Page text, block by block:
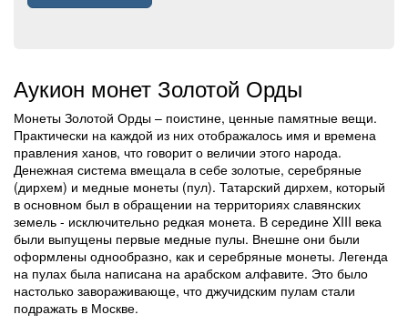
Аукион монет Золотой Орды
Монеты Золотой Орды – поистине, ценные памятные вещи.
Практически на каждой из них отображалось имя и времена
правления ханов, что говорит о величии этого народа.
Денежная система вмещала в себе золотые, серебряные
(дирхем) и медные монеты (пул). Татарский дирхем, который
в основном был в обращении на территориях славянских
земель - исключительно редкая монета. В середине XIII века
были выпущены первые медные пулы. Внешне они были
оформлены однообразно, как и серебряные монеты. Легенда
на пулах была написана на арабском алфавите. Это было
настолько завораживающе, что джучидским пулам стали
подражать в Москве.